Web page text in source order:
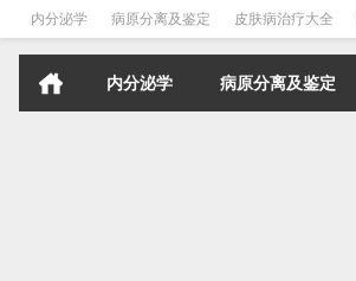
内分泌学 病原分离及鉴定 皮肤病治疗大全
内分泌学 病原分离及鉴定